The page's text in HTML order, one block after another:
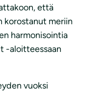
että
korostanut meriin
harmonisointia
-aloitteessaan
vuoksi